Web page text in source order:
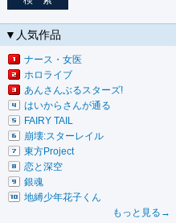
▼人気作品
ナース・女医
ホロライブ
あんさんぶるスターズ!
はいからさんが通る
FAIRY TAIL
崩壊:スターレイル
東方Project
恋と深空
銀魂
地縛少年花子くん
もっと見る→